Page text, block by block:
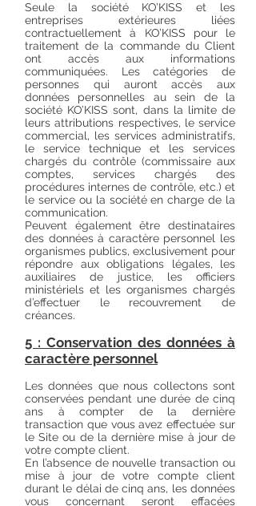
Seule la société KO’KISS et les
entreprises extérieures liées
contractuellement à KO’KISS pour le
traitement de la commande du Client
ont accès aux informations
communiquées. Les catégories de
personnes qui auront accès aux
données personnelles au sein de la
société KO’KISS sont, dans la limite de
leurs attributions respectives, le service
commercial, les services administratifs,
le service technique et les services
chargés du contrôle (commissaire aux
comptes, services chargés des
procédures internes de contrôle, etc.) et
le service ou la société en charge de la
communication.
Peuvent également être destinataires
des données à caractère personnel les
organismes publics, exclusivement pour
répondre aux obligations légales, les
auxiliaires de justice, les officiers
ministériels et les organismes chargés
d’effectuer le recouvrement de
créances.
5 : Conservation des données à
caractère personnel
Les données que nous collectons sont
conservées pendant une durée de cinq
ans à compter de la dernière
transaction que vous avez effectuée sur
le Site ou de la dernière mise à jour de
votre compte client.
En l’absence de nouvelle transaction ou
mise à jour de votre compte client
durant le délai de cinq ans, les données
vous concernant seront effacées